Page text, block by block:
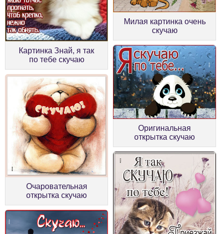
Картинка Знай, я так
по тебе скучаю
Милая картинка очень
скучаю
Очаровательная
открытка скучаю
Оригинальная
открытка скучаю